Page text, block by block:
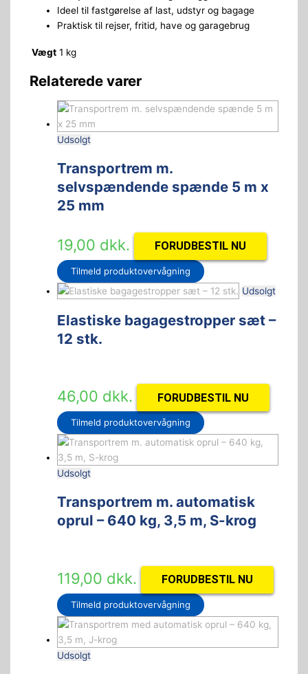
Ideel til fastgørelse af last, udstyr og bagage
Praktisk til rejser, fritid, have og garagebrug
Vægt 1 kg
Relaterede varer
Udsolgt
Transportrem m.
selvspændende spænde 5 m x
25 mm
19,00 dkk. FORUDBESTIL NU
Tilmeld produktovervågning
Udsolgt
Elastiske bagagestropper sæt –
12 stk.
46,00 dkk. FORUDBESTIL NU
Tilmeld produktovervågning
Udsolgt
Transportrem m. automatisk
oprul – 640 kg, 3,5 m, S-krog
119,00 dkk. FORUDBESTIL NU
Tilmeld produktovervågning
Udsolgt